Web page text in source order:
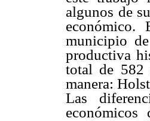
algunos de
municipio
productiva
total de 582
manera:
Las